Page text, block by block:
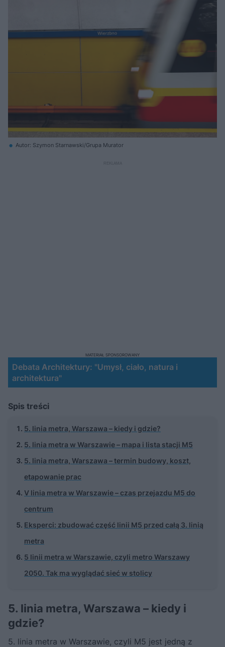
Autor: Szymon Starnawski/Grupa Murator
Debata Architektury: "Umysł, ciało, natura i
architektura"
MATERIAŁ SPONSOROWANY
Spis treści
5. linia metra, Warszawa – kiedy i gdzie?
5. linia metra w Warszawie – mapa i lista stacji M5
5. linia metra, Warszawa – termin budowy, koszt,
etapowanie prac
V linia metra w Warszawie – czas przejazdu M5 do
centrum
Eksperci: zbudować część linii M5 przed całą 3. linią
metra
5 linii metra w Warszawie, czyli metro Warszawy
2050. Tak ma wyglądać sieć w stolicy
5. linia metra, Warszawa – kiedy i
gdzie?
5. linia metra w Warszawie, czyli M5 jest jedną z